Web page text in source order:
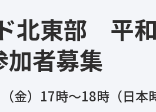
北東部 平
者募集
金）17時～18時（日本